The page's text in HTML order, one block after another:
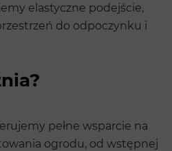
elastyczne podejście,
do odpoczynku i
pełne wsparcie na
ogrodu, od wstępnej